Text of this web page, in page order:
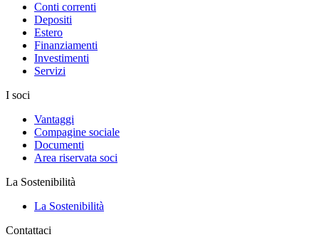
Conti correnti
Depositi
Estero
Finanziamenti
Investimenti
Servizi
I soci
Vantaggi
Compagine sociale
Documenti
Area riservata soci
La Sostenibilità
La Sostenibilità
Contattaci